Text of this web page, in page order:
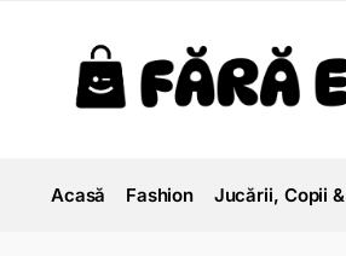
Acasă Fashion Jucării, Copii